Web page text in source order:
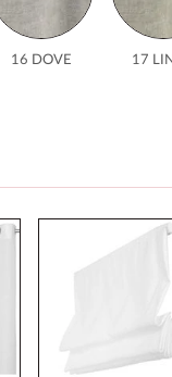
16 DOVE 17